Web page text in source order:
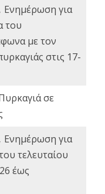
Ενημέρωση για
του
με τον
στις 17-
σε
Ενημέρωση για
τελευταίου
έως